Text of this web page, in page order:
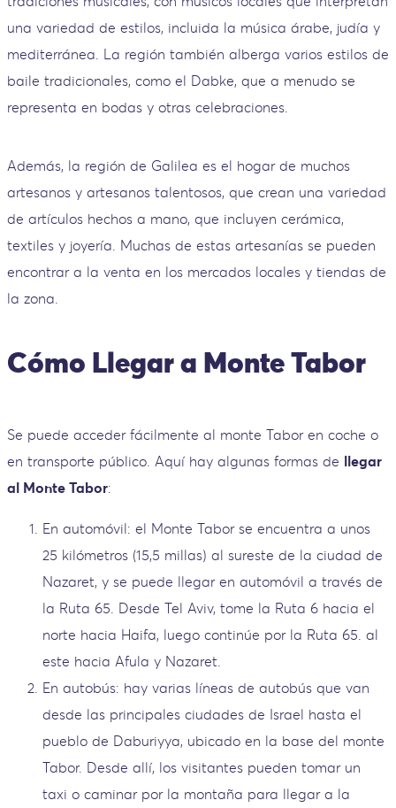
una variedad de estilos, incluida la música árabe, judía y
mediterránea. La región también alberga varios estilos de
baile tradicionales, como el Dabke, que a menudo se
representa en bodas y otras celebraciones.
Además, la región de Galilea es el hogar de muchos
artesanos y artesanos talentosos, que crean una variedad
de artículos hechos a mano, que incluyen cerámica,
textiles y joyería. Muchas de estas artesanías se pueden
encontrar a la venta en los mercados locales y tiendas de
la zona.
Cómo Llegar a Monte Tabor
Se puede acceder fácilmente al monte Tabor en coche o
en transporte público. Aquí hay algunas formas de llegar
al Monte Tabor:
En automóvil: el Monte Tabor se encuentra a unos
25 kilómetros (15,5 millas) al sureste de la ciudad de
Nazaret, y se puede llegar en automóvil a través de
la Ruta 65. Desde Tel Aviv, tome la Ruta 6 hacia el
norte hacia Haifa, luego continúe por la Ruta 65. al
este hacia Afula y Nazaret.
En autobús: hay varias líneas de autobús que van
desde las principales ciudades de Israel hasta el
pueblo de Daburiyya, ubicado en la base del monte
Tabor. Desde allí, los visitantes pueden tomar un
taxi o caminar por la montaña para llegar a la